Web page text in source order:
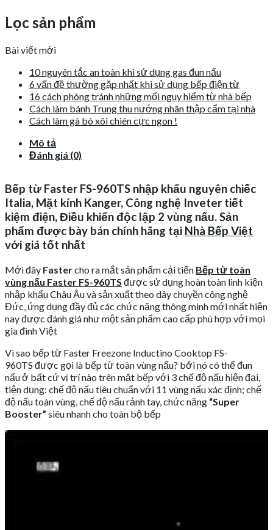
Lọc sản phẩm
Bài viết mới
10 nguyên tắc an toàn khi sử dụng gas đun nấu
6 vấn đề thường gặp nhất khi sử dụng bếp điện từ
16 cách phòng tránh những mối nguy hiểm từ nhà bếp
Cách làm bánh Trung thu nướng nhân thập cẩm tại nhà
Cách làm gà bó xôi chiên cực ngon !
Mô tả
Đánh giá (0)
Bếp từ Faster FS-960TS nhập khẩu nguyên chiếc
Italia, Mặt kính Kanger, Công nghệ Inveter tiết
kiệm điện, Điều khiển độc lập 2 vùng nấu. Sản
phẩm được bày bán chính hãng tại Nhà Bếp Việt
với giá tốt nhất
Mới đây Fastercho ra mắt sản phẩm cải tiến Bếp từ toàn
vùng nấu Faster FS-960TS được sử dụng hoàn toàn linh kiện
nhập khẩu Châu Âu và sản xuất theo dây chuyền công nghệ
Đức, ứng dụng đầy đủ các chức năng thông minh mới nhất hiện
nay được đánh giá như một sản phẩm cao cấp phù hợp với mọi
gia đình Việt
Vì sao bếp từ Faster Freezone Inductino Cooktop FS-
960TS được gọi là bếp từ toàn vùng nấu? bởi nó có thể đun
nấu ở bất cứ vị trí nào trên mặt bếp với 3 chế độ nấu hiện đại,
tiện dụng: chế độ nấu tiêu chuẩn với 11 vùng nấu xác định; chế
độ nấu toàn vùng, chế độ nấu rảnh tay, chức năng “Super
Booster” siêu nhanh cho toàn bộ bếp